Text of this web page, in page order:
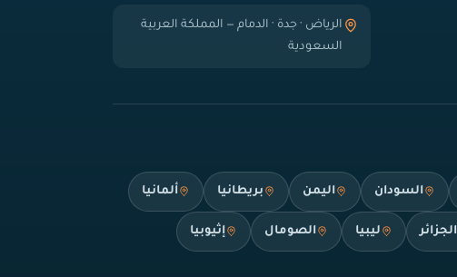
الرياض · جدة · الدمام — المملكة العربية
السعودية
السودان اليمن بريطانيا ألمانيا
الجزائر ليبيا الصومال إثيوبيا